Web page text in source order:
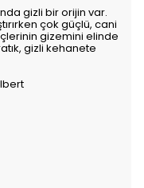
gizli bir orijin var.
çok güçlü, cani
gizemini elinde
gizli kehanete